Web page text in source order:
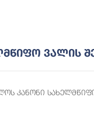
Ვალის
კანონი